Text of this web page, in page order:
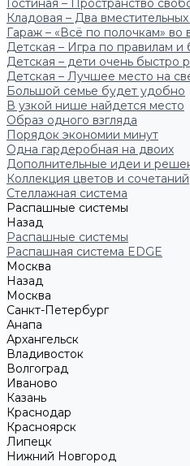
Гостиная – Пространство
Кладовая – Два
Гараж – «Всё по полочкам» во
Детская – Игра по правилам и
Детская – дети очень быстро
Детская – Лучшее место на
Большой семье будет удобно
В узкой нише найдется место
Образ одного взгляда
Порядок экономии минут
Одна гардеробная на двоих
Дополнительные идеи и
Коллекция цветов и сочетаний
Стеллажная система
Распашные системы
Назад
Распашные системы
Распашная система EDGE
Москва
Назад
Москва
Санкт-Петербург
Анапа
Архангельск
Владивосток
Волгоград
Иваново
Казань
Краснодар
Красноярск
Липецк
Нижний Новгород